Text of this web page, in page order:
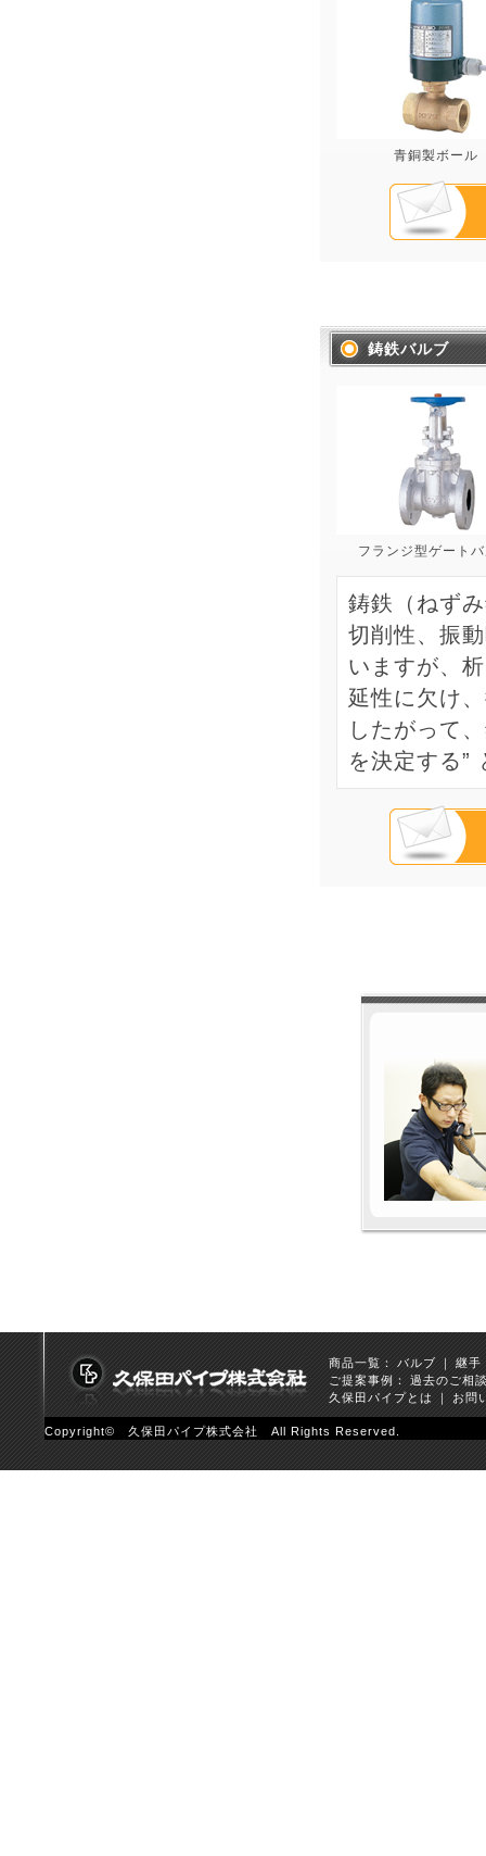
青銅製ボール
鋳鉄バルブ
フランジ型ゲート
鋳鉄（ねず
切削性、振
いますが、
延性に欠け
したがって
を決定する”
商品一覧： バルブ ｜ 継手
ご提案事例：
過去のご相
久保田パイプとは
｜ お問
Copyright© 久保田パイプ株式会社 All Rights Reserved.